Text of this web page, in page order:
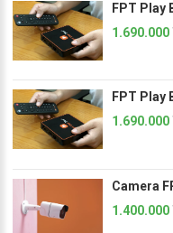
FPT Play
1.690.000
FPT Play
1.690.000
Camera
1.400.000